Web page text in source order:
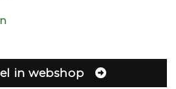
in webshop